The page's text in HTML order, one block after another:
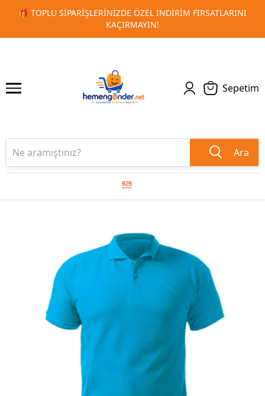
🚀 KURUMSAL PROMOSYON VE MATBAA
TESLIMAT!
1 2
Sepetim
Ara